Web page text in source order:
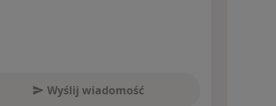
Wyślij wiadomość